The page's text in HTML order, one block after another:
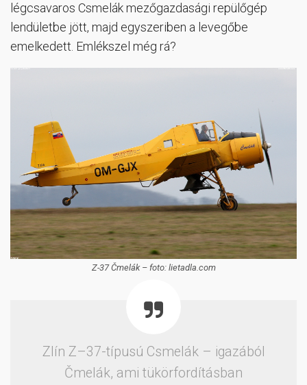
légcsavaros Csmelák mezőgazdasági repülőgép
lendületbe jött, majd egyszeriben a levegőbe
emelkedett. Emlékszel még rá?
Z-37 Čmelák – foto: lietadla.com
Zlín Z–37-típusú Csmelák – igazából
Čmelák, ami tükörfordításban